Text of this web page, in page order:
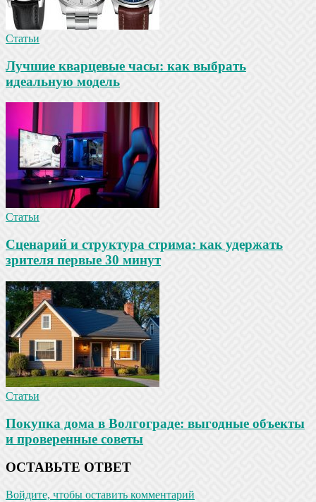
Статьи
Лучшие кварцевые часы: как выбрать
идеальную модель
Статьи
Сценарий и структура стрима: как удержать
зрителя первые 30 минут
Статьи
Покупка дома в Волгограде: выгодные объекты
и проверенные советы
ОСТАВЬТЕ ОТВЕТ
Войдите, чтобы оставить комментарий